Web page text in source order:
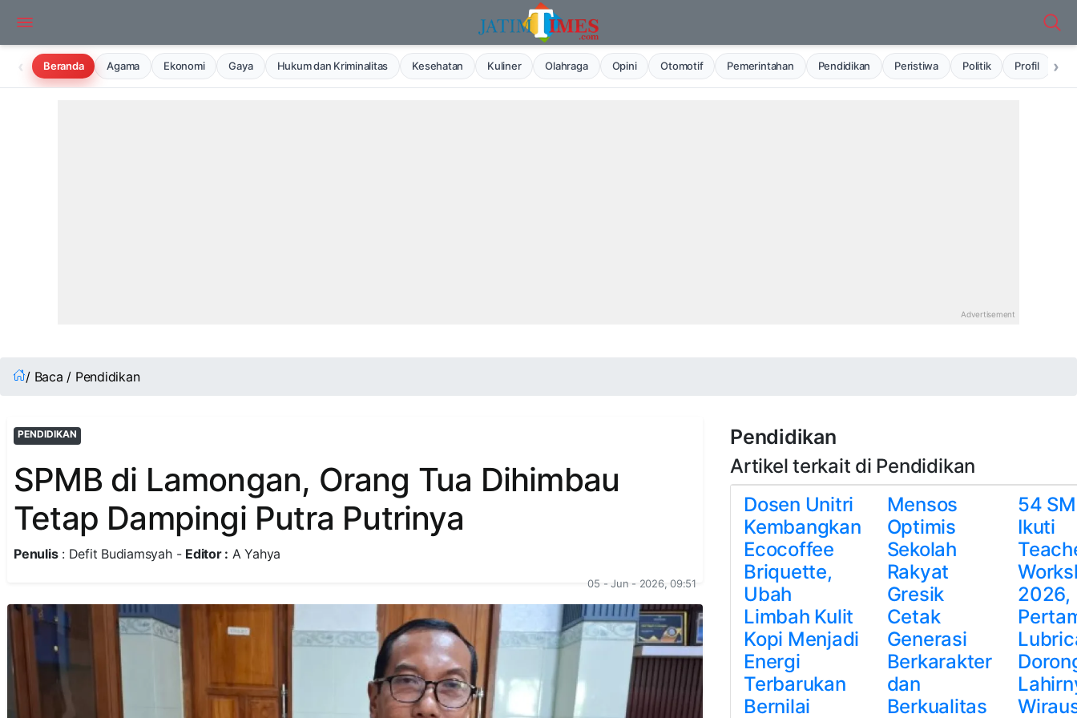
‹ Beranda Agama Ekonomi Gaya Hukum dan Kriminalitas Kesehatan Kuliner Olahraga Opini Otomotif Pemerintahan Pendidikan Peristiwa Politik Profil ›
/ Baca / Pendidikan
PENDIDIKAN
SPMB di Lamongan, Orang Tua Dihimbau
Tetap Dampingi Putra Putrinya
Penulis: Defit Budiamsyah - Editor : A Yahya
05 - Jun - 2026, 09:51
Pendidikan
Artikel terkait di Pendidikan
Dosen Unitri
Kembangkan
Ecocoffee
Briquette,
Ubah
Limbah Kulit
Kopi Menjadi
Energi
Terbarukan
Bernilai
Mensos
Optimis
Sekolah
Rakyat
Gresik
Cetak
Generasi
Berkarakter
dan
Berkualitas
54
Ikuti
2026,